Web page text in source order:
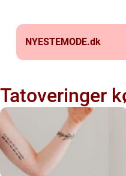
NYESTEMODE.dk
Tatoveringer